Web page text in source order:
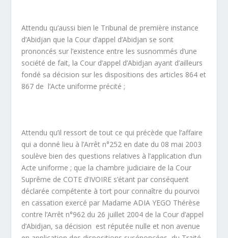
Attendu qu’aussi bien le Tribunal de première instance
d’Abidjan que la Cour d’appel d’Abidjan se sont
prononcés sur l’existence entre les susnommés d’une
société de fait, la Cour d’appel d’Abidjan ayant d’ailleurs
fondé sa décision sur les dispositions des articles 864 et
867 de l’Acte uniforme précité ;
Attendu qu’il ressort de tout ce qui précède que l’affaire
qui a donné lieu à l’Arrêt n°252 en date du 08 mai 2003
soulève bien des questions relatives à l’application d’un
Acte uniforme ; que la chambre judiciaire de la Cour
Suprême de COTE d’IVOIRE s’étant par conséquent
déclarée compétente à tort pour connaître du pourvoi
en cassation exercé par Madame ADIA YEGO Thérèse
contre l’Arrêt n°962 du 26 juillet 2004 de la Cour d’appel
d’Abidjan, sa décision est réputée nulle et non avenue